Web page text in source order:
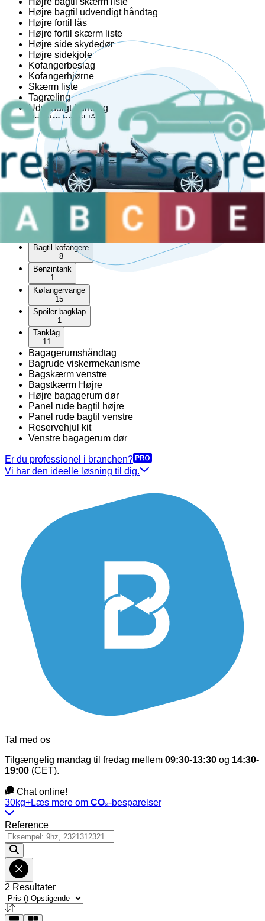
Højre bagtil udvendigt håndtag
Højre fortil lås
Højre fortil skærm liste
Højre side skydedør
Højre sidekjole
Kofangerbeslag
Kofangerhjørne
Skærm liste
Tagræling
Udvendigt håndtag
Venstre bagtil lås
Venstre bagtil skærm liste
Venstre bagtil udvendigt håndtag
Venstre fortil lås
Venstre fortil skærm liste
Venstre fortil udvendigt håndtag
Venstre side skydedør
Bag
Bagklap CC/Kombi-Coupé
16
Bagklap lås
Bagtil kofangere
8
Benzintank
1
Køfangervange
15
Spoiler bagklap
1
Tanklåg
11
Bagagerumshåndtag
Bagrude viskermekanisme
Bagskærm venstre
Bagstkærm Højre
Højre bagagerum dør
Panel rude bagtil højre
Panel rude bagtil venstre
Reservehjul kit
Venstre bagagerum dør
Er du professionel i branchen?
Vi har den ideelle løsning til dig.
Tal med os
Tilgængelig mandag til fredag mellem 09:30-13:30 og 14:30-
19:00 (CET).
Chat online!
30kg+Læs mere om CO₂-besparelser
Reference
2 Resultater